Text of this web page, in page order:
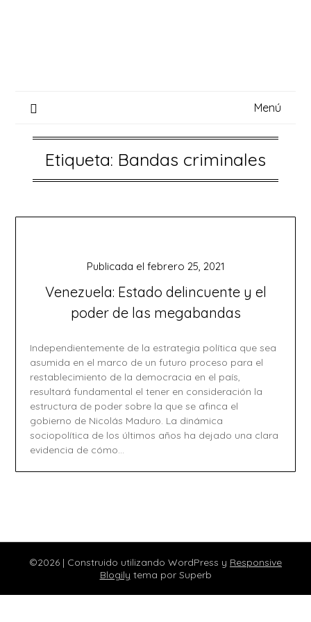
Menú
Etiqueta: Bandas criminales
Venezuela: Estado delincuente y el
poder de las megabandas
Publicada el febrero 25, 2021
Independientemente de la estrategia política que sea
asumida en el marco de un futuro proceso para el
restablecimiento de la democracia en el país,
resultará fundamental el tener en consideración la
estructura de poder sobre la que se afinca el
gobierno de Nicolás Maduro. La dinámica
sociopolítica de los últimos años ha dejado una clara
evidencia de cómo…
©2026 | Construido utilizando WordPress y Responsive
Blogily tema por Superb